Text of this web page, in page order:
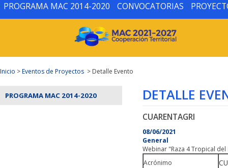
PROGRAMA MAC 2014-2020 CONVOCATORIAS
Inicio >Eventos de Proyectos > Detalle Evento
PROGRAMA MAC 2014-2020 DETALLE
CUARENTAGRI
08/06/2021
General
Webinar "Raza 4 Tropical del
Acrónimo